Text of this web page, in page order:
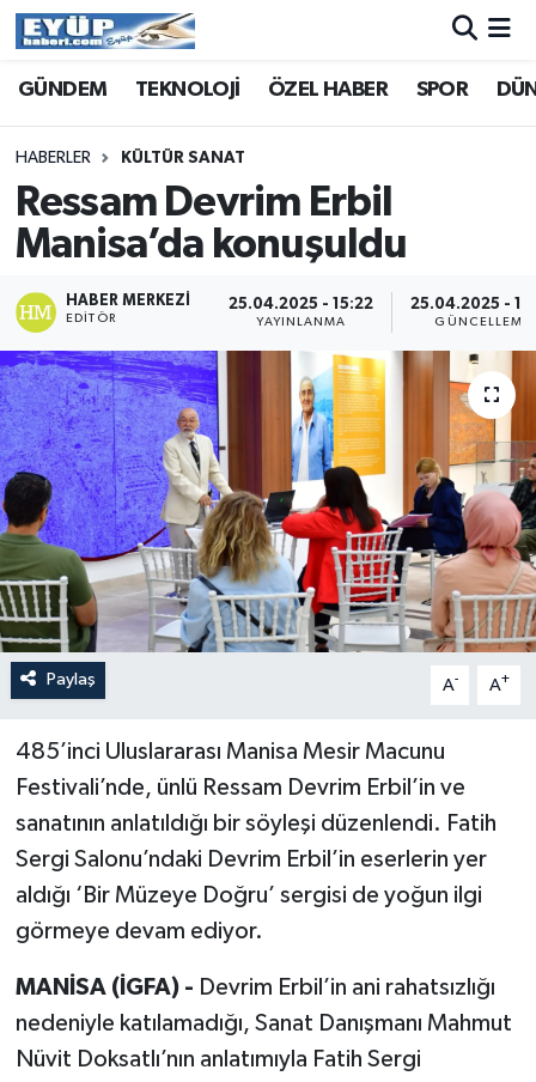
GÜNDEM TEKNOLOJİ ÖZEL HABER SPOR
HABERLER KÜLTÜR SANAT
Ressam Devrim Erbil
Manisa’da konuşuldu
HABER MERKEZI
EDITÖR
25.04.2025 - 15:22
YAYINLANMA
25.04.2025 -
GÜNCELLEME
Paylaş A- A+
485’inci Uluslararası Manisa Mesir Macunu
Festivali’nde, ünlü Ressam Devrim Erbil’in ve
sanatının anlatıldığı bir söyleşi düzenlendi. Fatih
Sergi Salonu’ndaki Devrim Erbil’in eserlerin yer
aldığı ‘Bir Müzeye Doğru’ sergisi de yoğun ilgi
görmeye devam ediyor.
MANİSA (İGFA) - Devrim Erbil’in ani rahatsızlığı
nedeniyle katılamadığı, Sanat Danışmanı Mahmut
Nüvit Doksatlı’nın anlatımıyla Fatih Sergi